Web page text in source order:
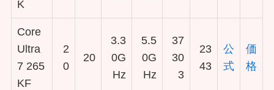
K
Core
Ultra
7 265
KF
2
0
20
3.3
0G
Hz
5.5
0G
Hz
37
30
3
23
43
公
式
価
格